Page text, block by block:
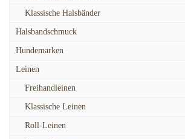
Klassische Halsbänder
Halsbandschmuck
Hundemarken
Leinen
Freihandleinen
Klassische Leinen
Roll-Leinen